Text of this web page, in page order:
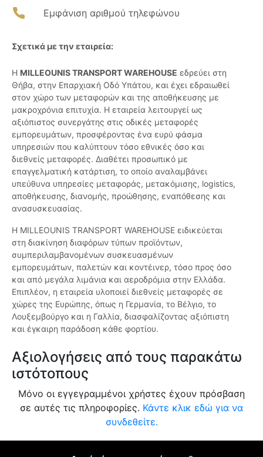
Εμφάνιση αριθμού τηλεφώνου
Σχετικά με την εταιρεία:
Η MILLEOUNIS TRANSPORT WAREHOUSE εδρεύει στη
Θήβα, στην Επαρχιακή Οδό Υπάτου, και έχει εδραιωθεί
στον χώρο των μεταφορών και της αποθήκευσης με
μακροχρόνια επιτυχία. Η εταιρεία λειτουργεί ως
αξιόπιστος συνεργάτης στις οδικές μεταφορές
εμπορευμάτων, προσφέροντας ένα ευρύ φάσμα
υπηρεσιών που καλύπτουν τόσο εθνικές όσο και
διεθνείς μεταφορές. Διαθέτει προσωπικό με
επαγγελματική κατάρτιση, το οποίο αναλαμβάνει
υπεύθυνα υπηρεσίες μεταφοράς, μετακόμισης, logistics,
αποθήκευσης, διανομής, προώθησης, εναπόθεσης και
ανασυσκευασίας.
Η MILLEOUNIS TRANSPORT WAREHOUSE ειδικεύεται
στη διακίνηση διαφόρων τύπων προϊόντων,
συμπεριλαμβανομένων συσκευασμένων
εμπορευμάτων, παλετών και κοντέινερ, τόσο προς όσο
και από μεγάλα λιμάνια και αεροδρόμια στην Ελλάδα.
Επιπλέον, η εταιρεία υλοποιεί διεθνείς μεταφορές σε
χώρες της Ευρώπης, όπως η Γερμανία, το Βέλγιο, το
Λουξεμβούργο και η Γαλλία, διασφαλίζοντας αξιόπιστη
και έγκαιρη παράδοση κάθε φορτίου.
Αξιολογήσεις από τους παρακάτω
ιστότοπους
Μόνο οι εγγεγραμμένοι χρήστες έχουν πρόσβαση
σε αυτές τις πληροφορίες. Κάντε κλικ εδώ για να
συνδεθείτε.